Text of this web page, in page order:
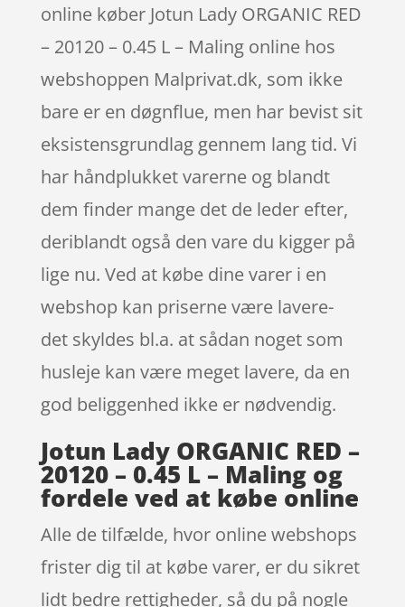
online køber Jotun Lady ORGANIC RED
– 20120 – 0.45 L – Maling online hos
webshoppen Malprivat.dk, som ikke
bare er en døgnflue, men har bevist sit
eksistensgrundlag gennem lang tid. Vi
har håndplukket varerne og blandt
dem finder mange det de leder efter,
deriblandt også den vare du kigger på
lige nu. Ved at købe dine varer i en
webshop kan priserne være lavere-
det skyldes bl.a. at sådan noget som
husleje kan være meget lavere, da en
god beliggenhed ikke er nødvendig.
Jotun Lady ORGANIC RED –
20120 – 0.45 L – Maling og
fordele ved at købe online
Alle de tilfælde, hvor online webshops
frister dig til at købe varer, er du sikret
lidt bedre rettigheder, så du på nogle